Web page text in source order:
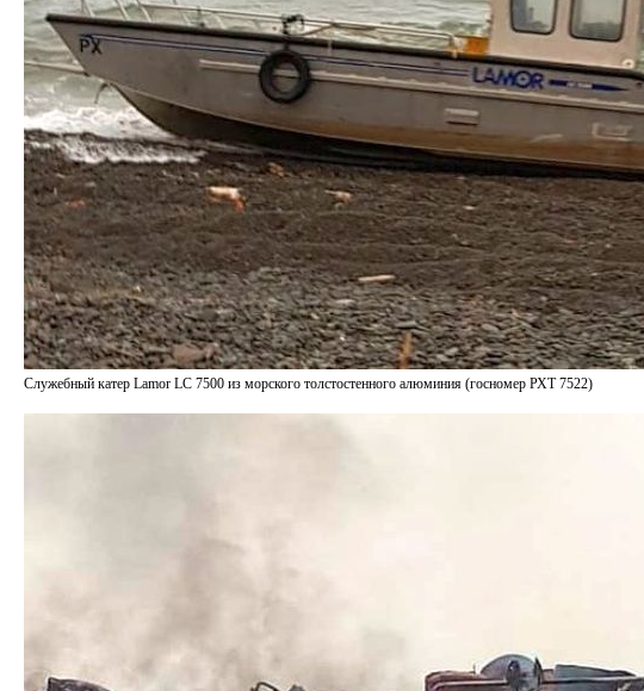
Служебный катер Lamor LC 7500 из морского толстостенного алюминия (госномер РХТ 7522)